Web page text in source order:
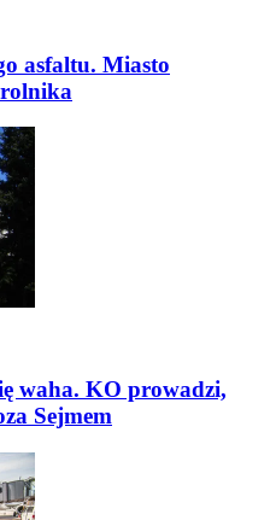
asfaltu. Miasto
waha. KO prowadzi,
Sejmem